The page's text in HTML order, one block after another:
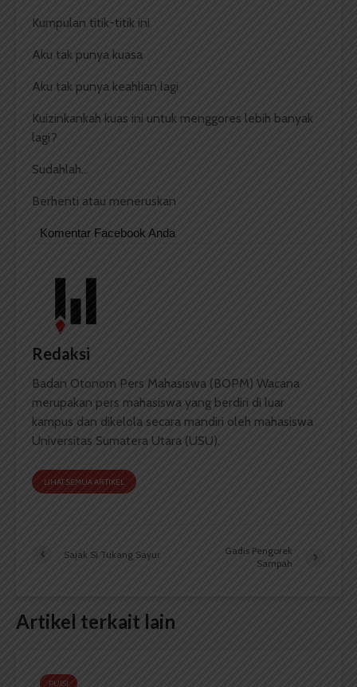
Kumpulan titik-titik ini
Aku tak punya kuasa
Aku tak punya keahlian lagi
Kuizinkankah kuas ini untuk menggores lebih banyak
lagi?
Sudahlah…
Berhenti atau meneruskan
Komentar Facebook Anda
Redaksi
Badan Otonom Pers Mahasiswa (BOPM) Wacana
merupakan pers mahasiswa yang berdiri di luar
kampus dan dikelola secara mandiri oleh mahasiswa
Universitas Sumatera Utara (USU).
LIHAT SEMUA ARTIKEL
Sajak Si Tukang Sayur
Gadis Pengorek
Sampah
Artikel terkait lain
PUISI